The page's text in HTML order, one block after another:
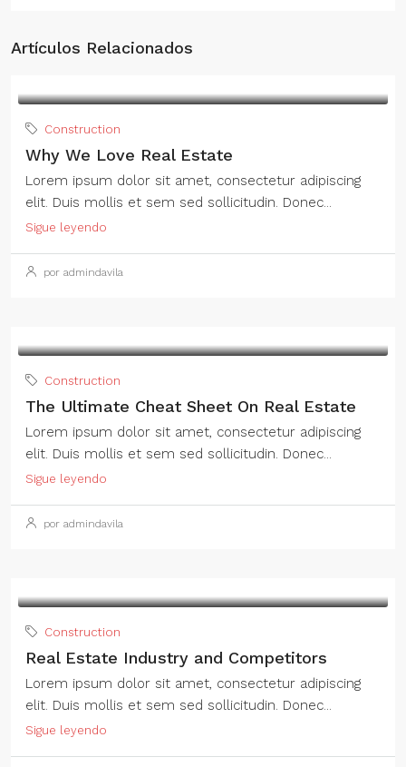
Artículos Relacionados
Construction
Why We Love Real Estate
Lorem ipsum dolor sit amet, consectetur adipiscing
elit. Duis mollis et sem sed sollicitudin. Donec...
Sigue leyendo
por admindavila
Construction
The Ultimate Cheat Sheet On Real Estate
Lorem ipsum dolor sit amet, consectetur adipiscing
elit. Duis mollis et sem sed sollicitudin. Donec...
Sigue leyendo
por admindavila
Construction
Real Estate Industry and Competitors
Lorem ipsum dolor sit amet, consectetur adipiscing
elit. Duis mollis et sem sed sollicitudin. Donec...
Sigue leyendo